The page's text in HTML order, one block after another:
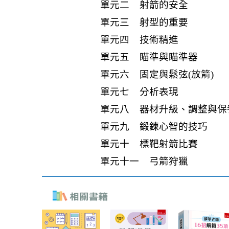
單元二 射箭的安全
單元三 射型的重要
單元四 技術精進
單元五 瞄準與瞄準器
單元六 固定與鬆弦(放箭)
單元七 分析表現
單元八 器材升級、調整與保
單元九 鍛鍊心智的技巧
單元十 標靶射箭比賽
單元十一 弓箭狩獵